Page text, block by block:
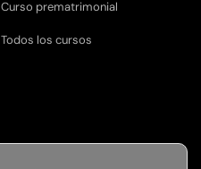
Curso prematrimonial
Todos los cursos